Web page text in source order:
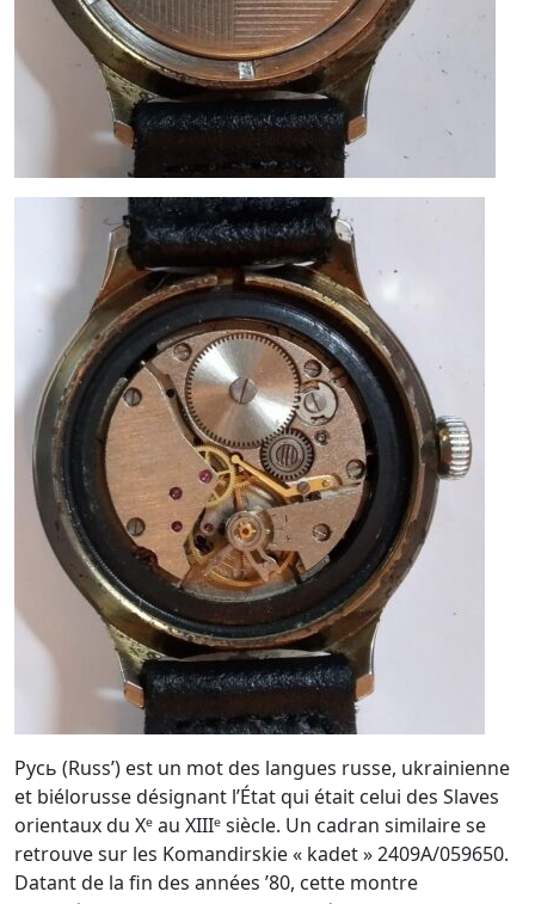
Русь (Russ’) est un mot des langues russe, ukrainienne
et biélorusse désignant l’État qui était celui des Slaves
orientaux du Xᵉ au XIIIᵉ siècle. Un cadran similaire se
retrouve sur les Komandirskie « kadet » 2409A/059650.
Datant de la fin des années ’80, cette montre